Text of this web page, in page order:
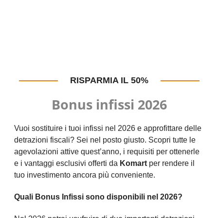
RISPARMIA IL 50%
Bonus infissi 2026
Vuoi sostituire i tuoi infissi nel 2026 e approfittare delle
detrazioni fiscali? Sei nel posto giusto. Scopri tutte le
agevolazioni attive quest’anno, i requisiti per ottenerle
e i vantaggi esclusivi offerti da Komartper rendere il
tuo investimento ancora più conveniente.
Quali Bonus Infissi sono disponibili nel 2026?